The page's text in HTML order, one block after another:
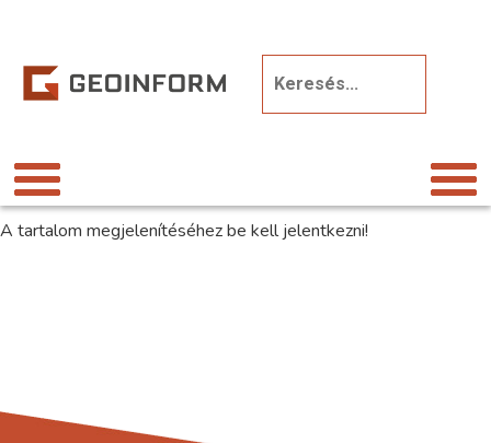
A tartalom megjelenítéséhez be kell jelentkezni!